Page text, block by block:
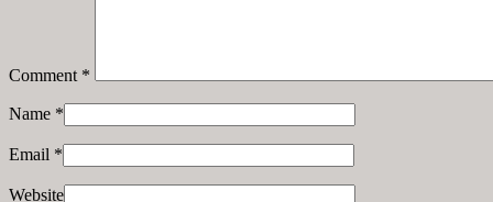
Comment *
Name *
Email *
Website